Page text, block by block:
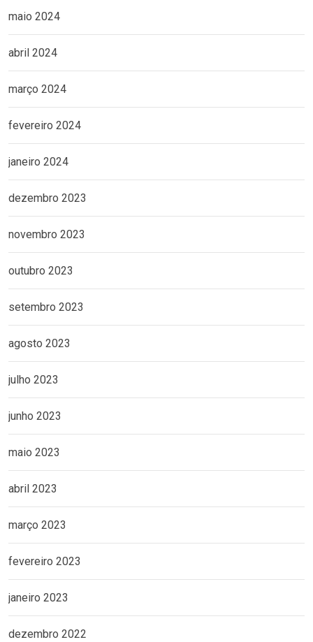
maio 2024
abril 2024
março 2024
fevereiro 2024
janeiro 2024
dezembro 2023
novembro 2023
outubro 2023
setembro 2023
agosto 2023
julho 2023
junho 2023
maio 2023
abril 2023
março 2023
fevereiro 2023
janeiro 2023
dezembro 2022